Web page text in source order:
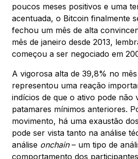
poucos meses positivos e uma
acentuada, o Bitcoin finalmente
fechou um mês de alta
mês de janeiro desde 2013,
começou a ser negociado em
A vigorosa alta de 39,8% no
representou uma reação
indícios de que o ativo pode não
patamares mínimos anteriores.
movimento, há uma exaustão
pode ser vista tanto na análise
análise onchain– um tipo de
comportamento dos